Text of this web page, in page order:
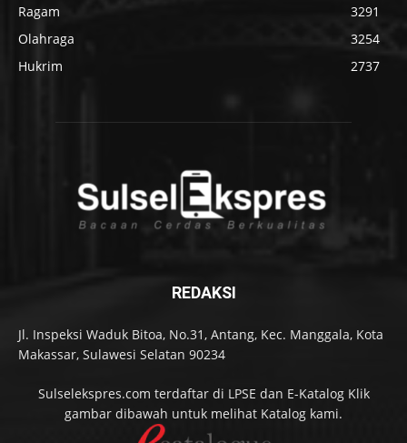
Ragam
3291
Olahraga
3254
Hukrim
2737
REDAKSI
Jl. Inspeksi Waduk Bitoa, No.31, Antang, Kec. Manggala, Kota
Makassar, Sulawesi Selatan 90234
Sulselekspres.com terdaftar di LPSE dan E-Katalog Klik
gambar dibawah untuk melihat Katalog kami.